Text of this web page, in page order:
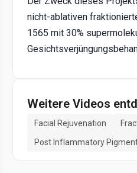
nicht-ablativen
1565 mit 30%
Weitere Videos
Facial Rejuvenation
Post Inflammatory